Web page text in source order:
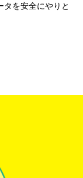
タを安全にやりと